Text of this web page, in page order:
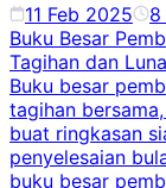
11 Feb 2025 8
Buku Besar
Tagihan dan
Buku besar
tagihan
buat ringkasan
penyelesaian
buku besar